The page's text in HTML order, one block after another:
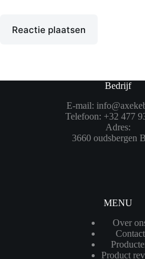
Reactie plaatsen
Bedrijf
E-mail:
Telefoon: +32 477
Adres:
3660 oudsbergen
MENU
Over
Contact
Product